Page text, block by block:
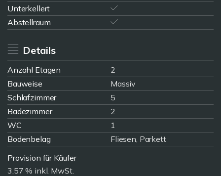
Unterkellert
Abstellraum
Details
Anzahl Etagen
2
Bauweise
Massiv
Schlafzimmer
5
Badezimmer
2
WC
1
Bodenbelag
Fliesen, Parkett
Provision für Käufer
3,57 % inkl. MwSt.